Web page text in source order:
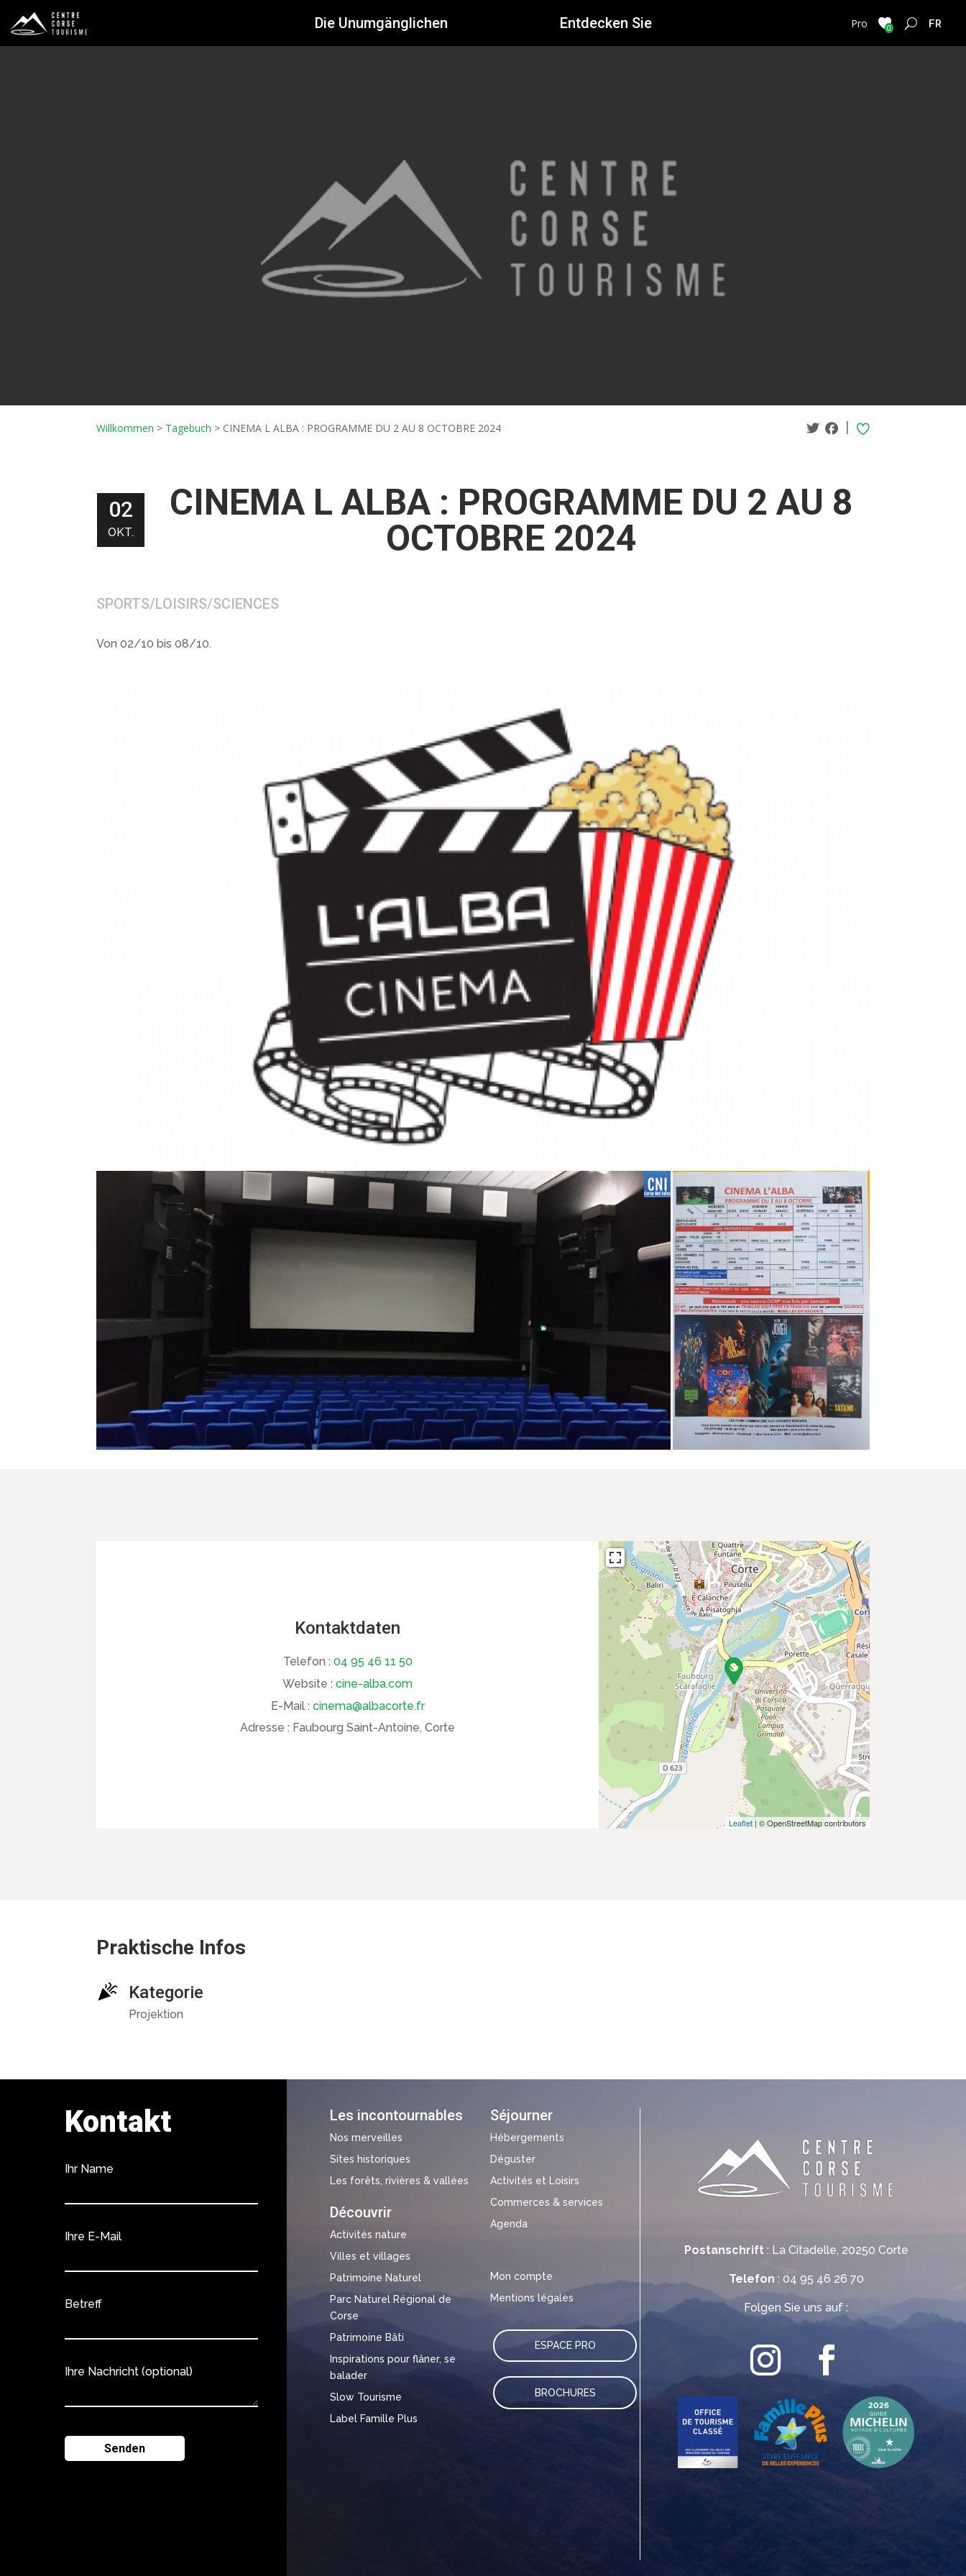
Die Unumgänglichen Entdecken Sie Pro 0
Willkommen > Tagebuch > CINEMA L ALBA : PROGRAMME DU 2 AU 8 OCTOBRE 2024 |
02
OKT.
CINEMA L ALBA : PROGRAMME DU 2 AU 8
OCTOBRE 2024
SPORTS/LOISIRS/SCIENCES
Von 02/10 bis 08/10.
Kontaktdaten
Telefon : 04 95 46 11 50
Website :cine-alba.com
E-Mail : cinema@albacorte.fr
Adresse : Faubourg Saint-Antoine, Corte
Leaflet| © OpenStreetMap contributors
Praktische Infos
Kategorie
Projektion
Postanschrift: La Citadelle, 20250 Corte
Telefon : 04 95 46 26 70
Folgen Sie uns auf :
Les incontournables
Nos merveilles
Sites historiques
Les forêts, rivières & vallées
Découvrir
Activités nature
Villes et villages
Patrimoine Naturel
Parc Naturel Régional de
Corse
Patrimoine Bâti
Inspirations pour flâner, se
balader
Slow Tourisme
Label Famille Plus
Séjourner
Hébergements
Déguster
Activités et Loisirs
Commerces & services
Agenda
Mon compte
Mentions légales
ESPACE PRO
BROCHURES
Kontakt
Ihr Name
Ihre E-Mail
Betreff
Ihre Nachricht (optional)